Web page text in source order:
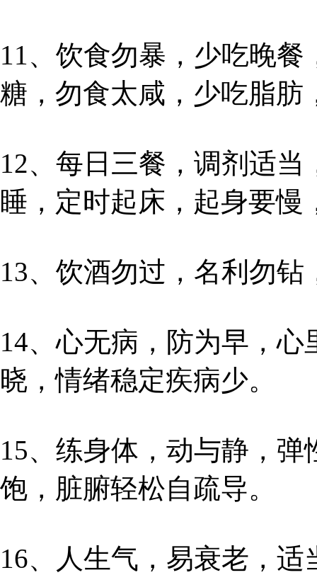
11、饮食勿暴，少吃晚
糖，勿食太咸，少吃脂肪
12、每日三餐，调剂适
睡，定时起床，起身要慢
13、饮酒勿过，名利勿
14、心无病，防为早，
晓，情绪稳定疾病少。
15、练身体，动与静，
饱，脏腑轻松自疏导。
16、人生气，易衰老，